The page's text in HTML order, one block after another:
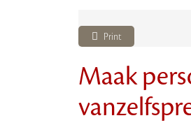
Print
Maak